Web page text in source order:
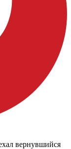
вернувшийся